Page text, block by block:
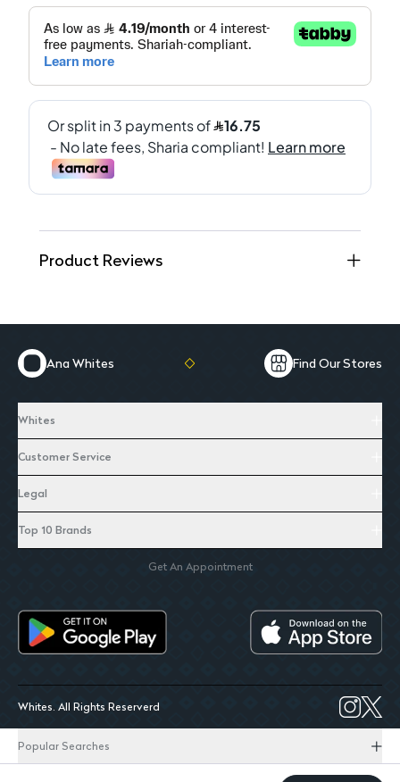
Product Reviews
Ana Whites Find Our Stores
Whites
Customer Service
Legal
Top 10 Brands
Get An Appointment
Whites. All Rights Reserverd
Popular Searches